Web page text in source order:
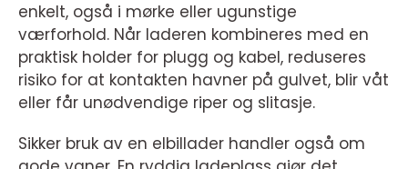
enkelt, også i mørke eller ugunstige
værforhold. Når laderen kombineres med en
praktisk holder for plugg og kabel, reduseres
risiko for at kontakten havner på gulvet, blir våt
eller får unødvendige riper og slitasje.
Sikker bruk av en elbillader handler også om